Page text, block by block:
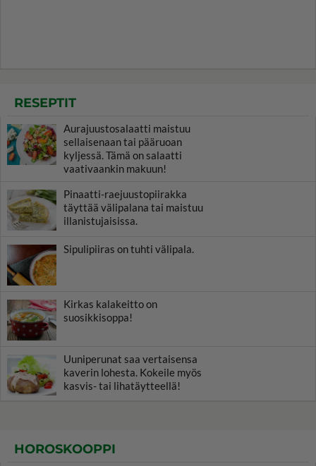
RESEPTIT
Aurajuustosalaatti maistuu
sellaisenaan tai pääruoan
kyljessä. Tämä on salaatti
vaativaankin makuun!
Pinaatti-raejuustopiirakka
täyttää välipalana tai maistuu
illanistujaisissa.
Sipulipiiras on tuhti välipala.
Kirkas kalakeitto on
suosikkisoppa!
Uuniperunat saa vertaisensa
kaverin lohesta. Kokeile myös
kasvis- tai lihatäytteellä!
HOROSKOOPPI